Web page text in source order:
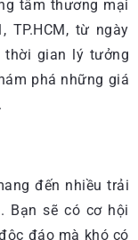
tâm thương mại
TP.HCM, từ ngày
gian lý tưởng
phá những giá
đến nhiều trải
Bạn sẽ có cơ hội
đáo mà khó có